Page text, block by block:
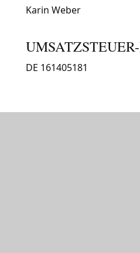
Karin Weber
DE 161405181